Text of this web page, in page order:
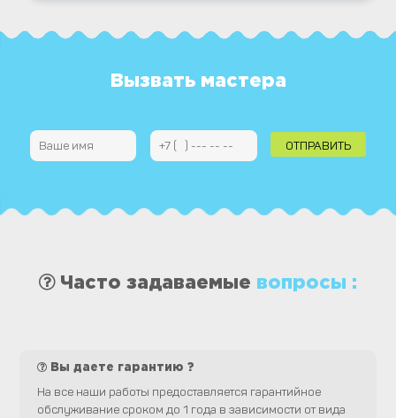
Вызвать мастера
Часто задаваемые вопросы :
Вы даете гарантию ?
На все наши работы предоставляется гарантийное
обслуживание сроком до 1 года в зависимости от вида